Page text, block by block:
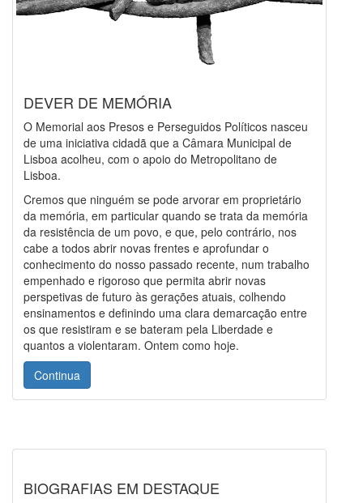
DEVER DE MEMÓRIA
O Memorial aos Presos e Perseguidos Políticos nasceu
de uma iniciativa cidadã que a Câmara Municipal de
Lisboa acolheu, com o apoio do Metropolitano de
Lisboa.
Cremos que ninguém se pode arvorar em proprietário
da memória, em particular quando se trata da memória
da resistência de um povo, e que, pelo contrário, nos
cabe a todos abrir novas frentes e aprofundar o
conhecimento do nosso passado recente, num trabalho
empenhado e rigoroso que permita abrir novas
perspetivas de futuro às gerações atuais, colhendo
ensinamentos e definindo uma clara demarcação entre
os que resistiram e se bateram pela Liberdade e
quantos a violentaram. Ontem como hoje.
Continua
BIOGRAFIAS EM DESTAQUE